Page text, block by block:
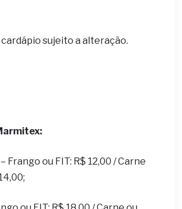
sujeito a alteração.
Frango ou FIT: R$ 12,00 / Carne